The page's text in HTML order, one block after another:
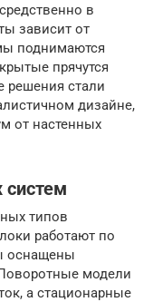
в
зависит от
поднимаются
прячутся
решения стали
дизайне,
от настенных
систем
типов
работают по
оснащены
модели
а стационарные